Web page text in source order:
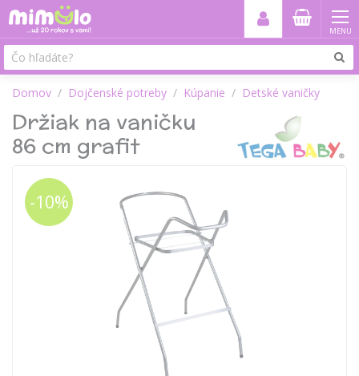
MENU
Domov Dojčenské potreby Kúpanie Detské vaničky
Držiak na vaničku
86 cm grafit
-10%